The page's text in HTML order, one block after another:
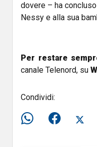
dovere – ha
Nessy e alla sua
Per restare
canale Telenord, su
Condividi: